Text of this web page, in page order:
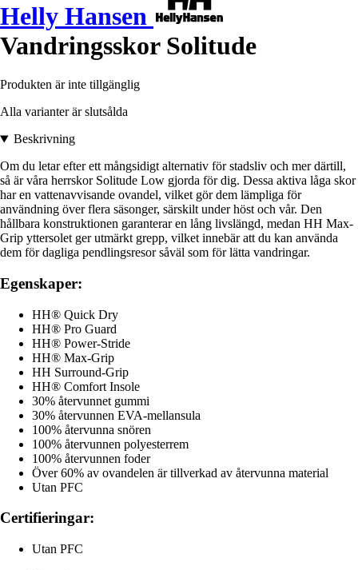
Helly Hansen
Vandringsskor Solitude
Produkten är inte tillgänglig
Alla varianter är slutsålda
Beskrivning
Om du letar efter ett mångsidigt alternativ för stadsliv och mer därtill,
så är våra herrskor Solitude Low gjorda för dig. Dessa aktiva låga skor
har en vattenavvisande ovandel, vilket gör dem lämpliga för
användning över flera säsonger, särskilt under höst och vår. Den
hållbara konstruktionen garanterar en lång livslängd, medan HH Max-
Grip yttersolet ger utmärkt grepp, vilket innebär att du kan använda
dem för dagliga pendlingsresor såväl som för lätta vandringar.
Egenskaper:
HH® Quick Dry
HH® Pro Guard
HH® Power-Stride
HH® Max-Grip
HH Surround-Grip
HH® Comfort Insole
30% återvunnet gummi
30% återvunnen EVA-mellansula
100% återvunna snören
100% återvunnen polyesterrem
100% återvunnen foder
Över 60% av ovandelen är tillverkad av återvunna material
Utan PFC
Certifieringar:
Utan PFC